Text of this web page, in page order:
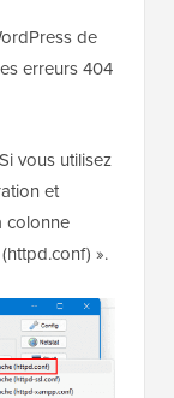
de
erreurs 404
vous utilisez
et
colonne
».